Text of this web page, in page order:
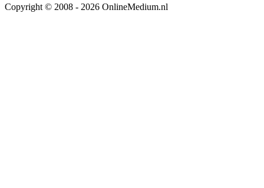
Copyright © 2008 - 2026 OnlineMedium.nl